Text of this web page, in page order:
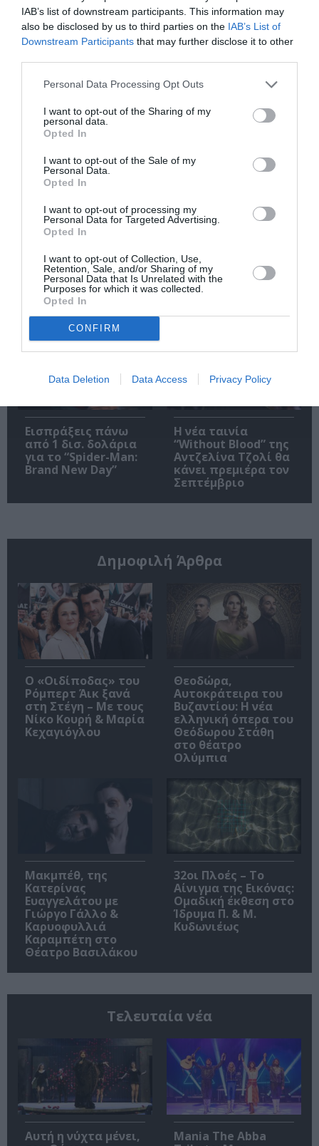
IAB’s list of downstream participants. This information may
also be disclosed by us to third parties on the IAB’s List of
Downstream Participants that may further disclose it to other
Personal Data Processing Opt Outs
I want to opt-out of the Sharing of my
personal data.
Opted In
I want to opt-out of the Sale of my
Personal Data.
Opted In
I want to opt-out of processing my
Personal Data for Targeted Advertising.
Opted In
I want to opt-out of Collection, Use,
Retention, Sale, and/or Sharing of my
Personal Data that Is Unrelated with the
Purposes for which it was collected.
Opted In
CONFIRM
Data Deletion Data Access Privacy Policy
Ακολουθήστε το Culturenow.gr
Σχετικά Άρθρα
Η Μισέλ Φάιφερ
θέλει να
πρωταγωνιστήσει
ποτέ ξανά σε ταινία
στον Θερινό
Δημοτικό
Κινηματογράφο
10-16/8
Εισπράξεις πάνω
από 1 δισ. δολάρια
για το “Spider-Man:
Brand New Day”
Η νέα ταινία
“Without Blood” της
Αντζελίνα Τζολί θα
κάνει πρεμιέρα τον
Σεπτέμβριο
Δημοφιλή Άρθρα
O «Οιδίποδας» του
Ρόμπερτ Άικ ξανά
στη Στέγη – Με τους
Νίκο Κουρή & Μαρία
Κεχαγιόγλου
Θεοδώρα,
Αυτοκράτειρα του
Βυζαντίου: Η νέα
ελληνική όπερα του
Θεόδωρου Στάθη
στο θέατρο
Ολύμπια
Μακμπέθ, της
Κατερίνας
Ευαγγελάτου με
Γιώργο Γάλλο &
Καρυοφυλλιά
Καραμπέτη στο
Θέατρο Βασιλάκου
32οι Πλοές – Το
Αίνιγμα της Εικόνας:
Ομαδική έκθεση στο
Ίδρυμα Π. & Μ.
Κυδωνιέως
Τελευταία νέα
Αυτή η νύχτα μένει,
Mania The Abba